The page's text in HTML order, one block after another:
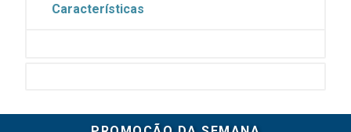
Características